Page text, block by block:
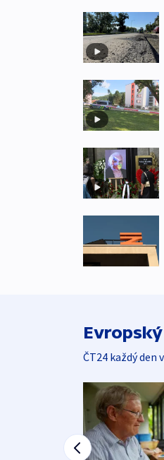
ČT24 každý den